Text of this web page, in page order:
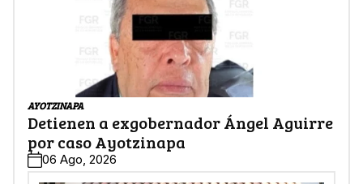
AYOTZINAPA
Detienen a exgobernador Ángel Aguirre
por caso Ayotzinapa
06 Ago, 2026